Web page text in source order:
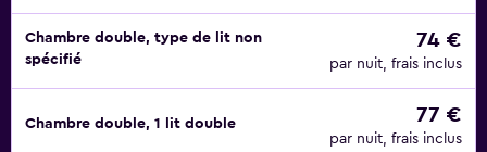
Chambre double, type de lit non
spécifié
74 €
par nuit, frais inclus
Chambre double, 1 lit double 77 €
par nuit, frais inclus